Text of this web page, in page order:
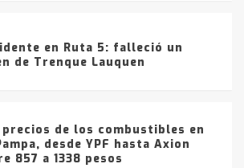
en Ruta 5: falleció un
de Trenque Lauquen
precios de los combustibles en
desde YPF hasta Axion
857 a 1338 pesos